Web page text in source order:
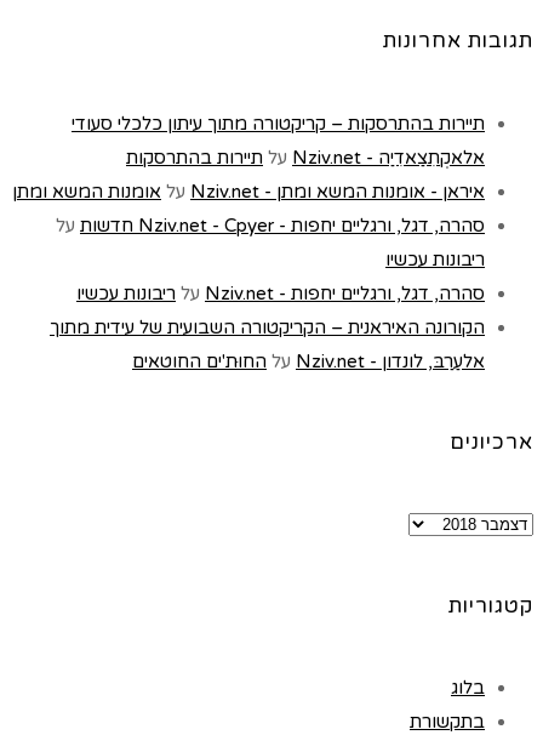
תגובות אחרונות
תיירות בהתרסקות – קריקטורה מתוך עיתון כלכלי סעודי
אלאקְתִצַאדִיַה - Nziv.net
על תיירות בהתרסקות
איראן - אומנות המשא ומתן - Nziv.net
על אומנות המשא ומתן
סהרה, דגל, ורגליים יחפות - Nziv.net - Cpyer חדשות
על
ריבונות עכשיו
סהרה, דגל, ורגליים יחפות - Nziv.net
על ריבונות עכשיו
הקורונה האיראנית – הקריקטורה השבועית של עידית מתוך
אלעַרַבּ, לונדון - Nziv.net
על החוּת'ים החוטאים
ארכיונים
קטגוריות
בלוג
בתקשורת